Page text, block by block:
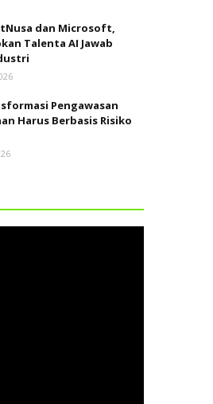
dan Microsoft,
Talenta AI Jawab
Pengawasan
Harus Berbasis Risiko